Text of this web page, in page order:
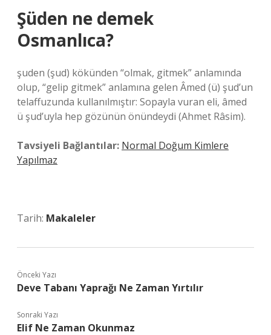
Şüden ne demek
Osmanlıca?
şuden (şud) kökünden “olmak, gitmek” anlamında
olup, “gelip gitmek” anlamına gelen Âmed (ü) şud’un
telaffuzunda kullanılmıştır: Sopayla vuran eli, âmed
ü şud’uyla hep gözünün önündeydi (Ahmet Râsim).
Tavsiyeli Bağlantılar: Normal Doğum Kimlere
Yapılmaz
Tarih: Makaleler
Önceki Yazı
Deve Tabanı Yaprağı Ne Zaman Yırtılır
Sonraki Yazı
Elif Ne Zaman Okunmaz